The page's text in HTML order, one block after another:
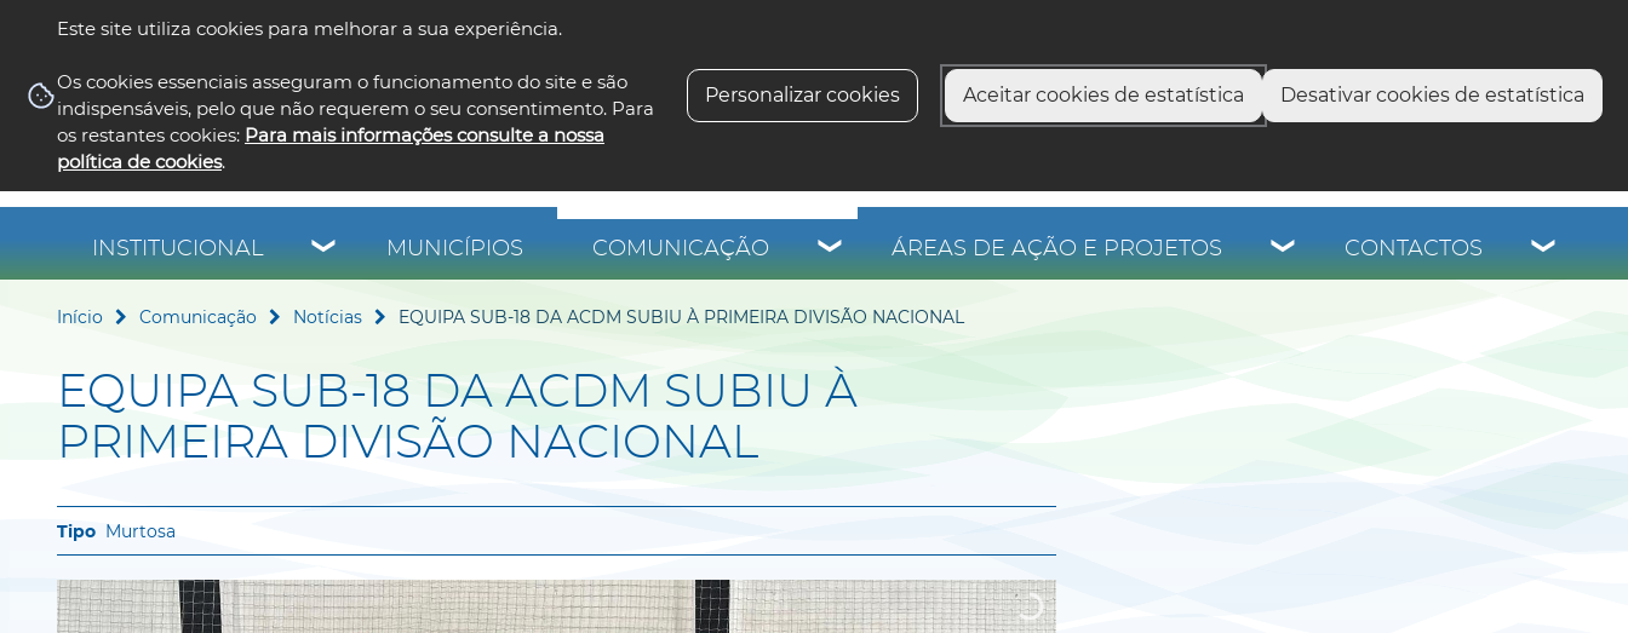
Este site utiliza cookies para melhorar a sua experiência.
Os cookies essenciais asseguram o funcionamento do site e são
indispensáveis, pelo que não requerem o seu consentimento. Para
os restantes cookies: Para mais informações consulte a nossa
política de cookies.
Personalizar cookies Aceitar cookies de estatística Desativar cookies de estatística
INSTITUCIONAL MUNICÍPIOS COMUNICAÇÃO ÁREAS DE AÇÃO E PROJETOS CONTACTOS
Início Comunicação Notícias EQUIPA SUB-18 DA ACDM SUBIU À PRIMEIRA DIVISÃO NACIONAL
EQUIPA SUB-18 DA ACDM SUBIU À
PRIMEIRA DIVISÃO NACIONAL
Murtosa